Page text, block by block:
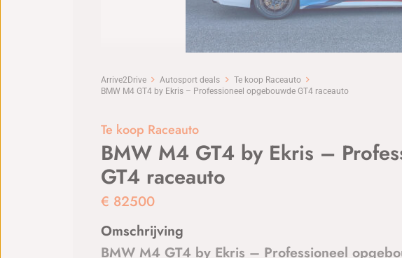
Arrive2Drive Autosport deals
Te koop Raceauto
BMW M4 GT4 by Ekris – Professioneel opgebouwde GT4 raceauto
Te koop Raceauto
BMW M4 GT4 by Ekris –
GT4 raceauto
€ 82500
Omschrijving
BMW M4 GT4 by Ekris – Professioneel